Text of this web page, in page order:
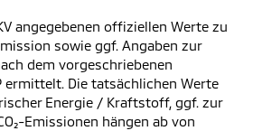
angegebenen offiziellen Werte zu
sowie ggf. Angaben zur
dem vorgeschriebenen
ermittelt. Die tatsächlichen Werte
Energie / Kraftstoff, ggf. zur
Emissionen hängen ab von